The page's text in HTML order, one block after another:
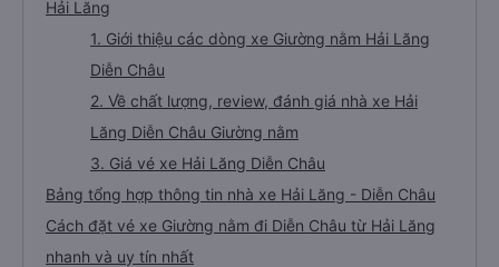
Hải Lăng
1. Giới thiệu các dòng xe Giường nằm Hải Lăng
Diễn Châu
2. Về chất lượng, review, đánh giá nhà xe Hải
Lăng Diễn Châu Giường nằm
3. Giá vé xe Hải Lăng Diễn Châu
Bảng tổng hợp thông tin nhà xe Hải Lăng - Diễn Châu
Cách đặt vé xe Giường nằm đi Diễn Châu từ Hải Lăng
nhanh và uy tín nhất